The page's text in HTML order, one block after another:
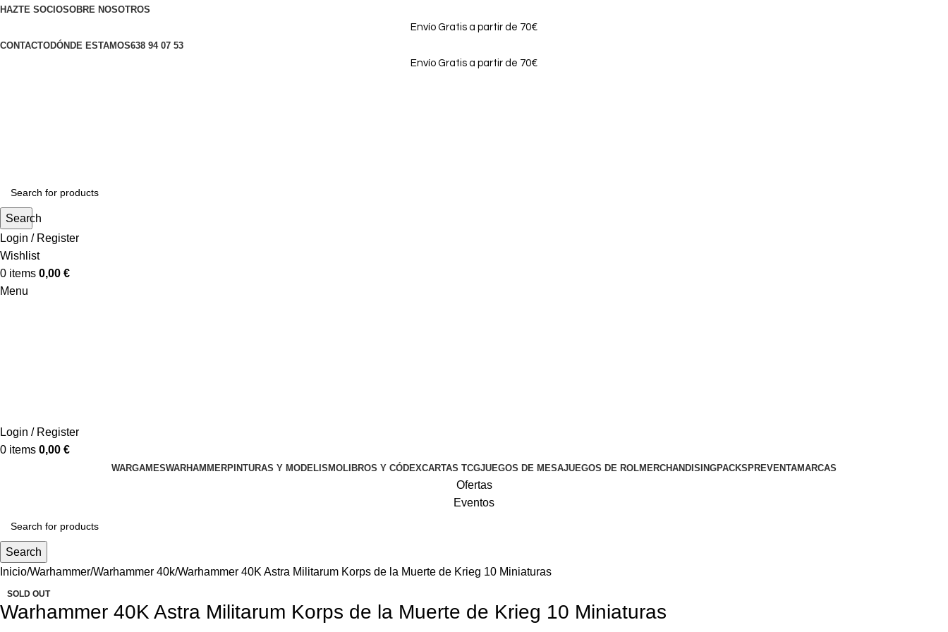
HAZTE SOCIOSOBRE NOSOTROS
Envío Gratis a partir de 70€
CONTACTODÓNDE ESTAMOS638 94 07 53
Envío Gratis a partir de 70€
Search
Login / Register
Wishlist
0 items 0,00 €
Menu
Login / Register
0 items 0,00 €
WARGAMESWARHAMMERPINTURAS Y MODELISMOLIBROS Y CÓDEXCARTAS TCGJUEGOS DE MESAJUEGOS DE ROLMERCHANDISINGPACKS PREVENTAMARCAS
Ofertas
Eventos
Search
Inicio Warhammer Warhammer 40k Warhammer 40K Astra Militarum Korps de la Muerte de Krieg 10 Miniaturas
SOLD OUT
Warhammer 40K Astra Militarum Korps de la Muerte de Krieg 10 Miniaturas